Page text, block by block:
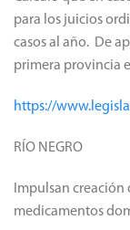
para los juicios
casos al año. De
primera provincia
https://
RÍO NEGRO
Impulsan creación
medicamentos